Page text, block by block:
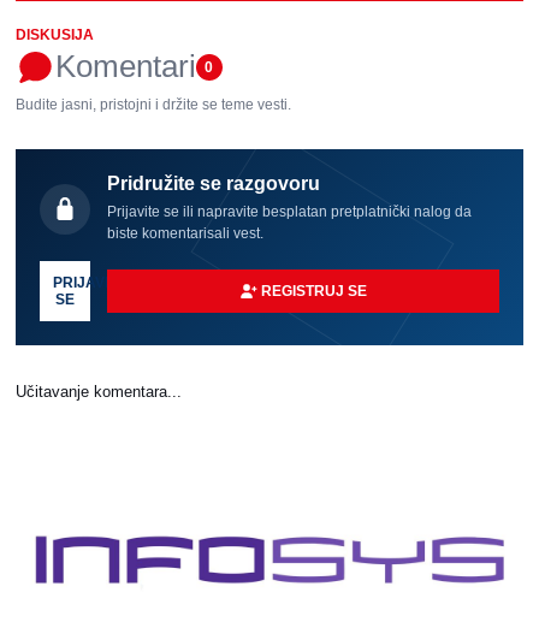
DISKUSIJA
Komentari 0
Budite jasni, pristojni i držite se teme vesti.
Pridružite se razgovoru
Prijavite se ili napravite besplatan pretplatnički nalog da
biste komentarisali vest.
PRIJAVI
SE
REGISTRUJ SE
Učitavanje komentara...